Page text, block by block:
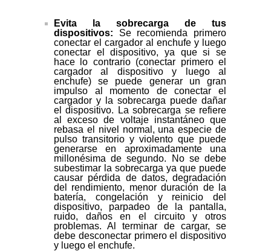
Evita la sobrecarga de tus
dispositivos: Se recomienda primero
conectar el cargador al enchufe y luego
conectar el dispositivo, ya que si se
hace lo contrario (conectar primero el
cargador al dispositivo y luego al
enchufe) se puede generar un gran
impulso al momento de conectar el
cargador y la sobrecarga puede dañar
el dispositivo. La sobrecarga se refiere
al exceso de voltaje instantáneo que
rebasa el nivel normal, una especie de
pulso transitorio y violento que puede
generarse en aproximadamente una
millonésima de segundo. No se debe
subestimar la sobrecarga ya que puede
causar pérdida de datos, degradación
del rendimiento, menor duración de la
batería, congelación y reinicio del
dispositivo, parpadeo de la pantalla,
ruido, daños en el circuito y otros
problemas. Al terminar de cargar, se
debe desconectar primero el dispositivo
y luego el enchufe.